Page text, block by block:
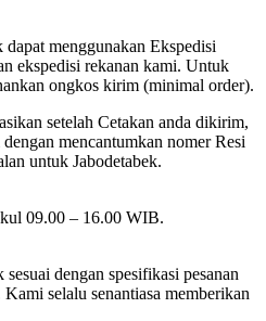
menggunakan Ekspedisi
ekspedisi rekanan kami. Untuk
ongkos kirim (minimal order).
setelah Cetakan anda dikirim,
mencantumkan nomer Resi
untuk Jabodetabek.
09.00 – 16.00 WIB.
dengan spesifikasi pesanan
selalu senantiasa memberikan